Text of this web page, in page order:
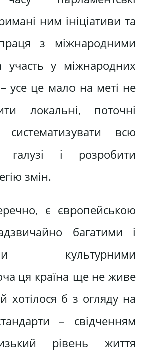
ним ініціативи та
з міжнародними
участь у міжнародних
усе це мало на меті не
локальні, поточні
всю
галузі і розробити
змін.
є європейською
багатими і
культурними
ця країна ще не живе
хотілося б з огляду на
– свідченням
рівень життя